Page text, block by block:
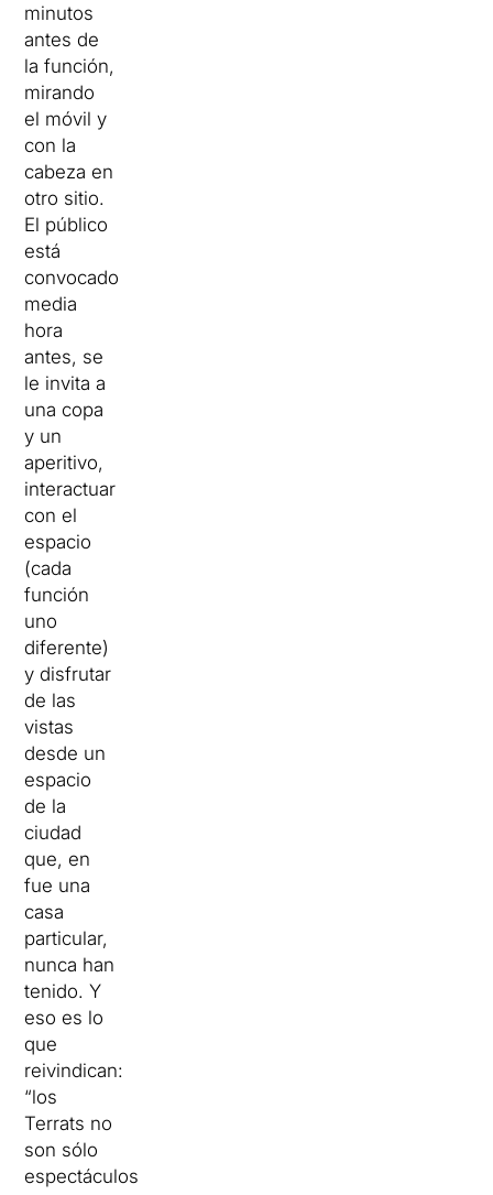
minutos
antes de
la función,
mirando
el móvil y
con la
cabeza en
otro sitio.
El público
está
convocado
media
hora
antes, se
le invita a
una copa
y un
aperitivo,
interactuar
con el
espacio
(cada
función
uno
diferente)
y disfrutar
de las
vistas
desde un
espacio
de la
ciudad
que, en
fue una
casa
particular,
nunca han
tenido. Y
eso es lo
que
reivindican:
“los
Terrats no
son sólo
espectáculos